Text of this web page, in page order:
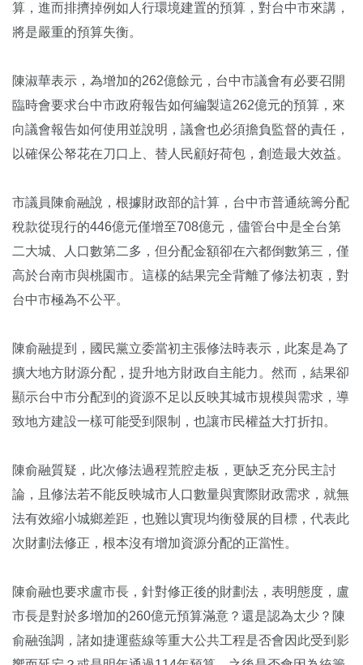
算，進而排擠掉例如人行環境建置的預算，對台中市來講，
將是嚴重的預算失衡。
陳淑華表示，為增加的262億餘元，台中市議會有必要召開
臨時會要求台中市政府報告如何編製這262億元的預算，來
向議會報告如何使用並說明，議會也必須擔負監督的責任，
以確保公帑花在刀口上、替人民顧好荷包，創造最大效益。
市議員陳俞融說，根據財政部的計算，台中市普通統籌分配
稅款從現行的446億元僅增至708億元，儘管台中是全台第
二大城、人口數第二多，但分配金額卻在六都倒數第三，僅
高於台南市與桃園市。這樣的結果完全背離了修法初衷，對
台中市極為不公平。
陳俞融提到，國民黨立委當初主張修法時表示，此案是為了
擴大地方財源分配，提升地方財政自主能力。然而，結果卻
顯示台中市分配到的資源不足以反映其城市規模與需求，導
致地方建設一樣可能受到限制，也讓市民權益大打折扣。
陳俞融質疑，此次修法過程荒腔走板，更缺乏充分民主討
論，且修法若不能反映城市人口數量與實際財政需求，就無
法有效縮小城鄉差距，也難以實現均衡發展的目標，代表此
次財劃法修正，根本沒有增加資源分配的正當性。
陳俞融也要求盧市長，針對修正後的財劃法，表明態度，盧
市長是對於多增加的260億元預算滿意？還是認為太少？陳
俞融強調，諸如捷運藍線等重大公共工程是否會因此受到影